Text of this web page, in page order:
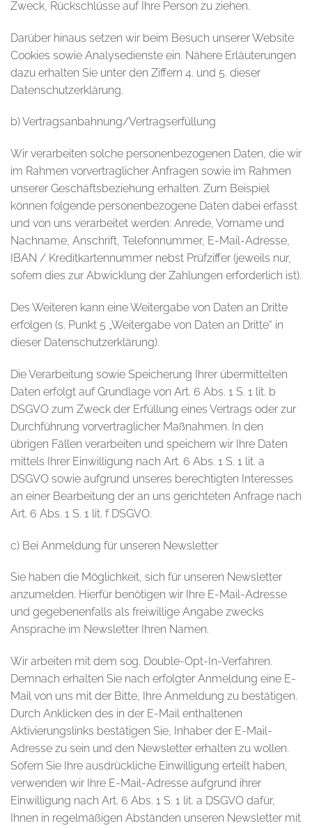
Zweck, Rückschlüsse auf Ihre Person zu ziehen.
Darüber hinaus setzen wir beim Besuch unserer Website
Cookies sowie Analysedienste ein. Nähere Erläuterungen
dazu erhalten Sie unter den Ziffern 4. und 5. dieser
Datenschutzerklärung.
b) Vertragsanbahnung/Vertragserfüllung
Wir verarbeiten solche personenbezogenen Daten, die wir
im Rahmen vorvertraglicher Anfragen sowie im Rahmen
unserer Geschäftsbeziehung erhalten. Zum Beispiel
können folgende personenbezogene Daten dabei erfasst
und von uns verarbeitet werden: Anrede, Vorname und
Nachname, Anschrift, Telefonnummer, E-Mail-Adresse,
IBAN / Kreditkartennummer nebst Prüfziffer (jeweils nur,
sofern dies zur Abwicklung der Zahlungen erforderlich ist).
Des Weiteren kann eine Weitergabe von Daten an Dritte
erfolgen (s. Punkt 5 „Weitergabe von Daten an Dritte“ in
dieser Datenschutzerklärung).
Die Verarbeitung sowie Speicherung Ihrer übermittelten
Daten erfolgt auf Grundlage von Art. 6 Abs. 1 S. 1 lit. b
DSGVO zum Zweck der Erfüllung eines Vertrags oder zur
Durchführung vorvertraglicher Maßnahmen. In den
übrigen Fällen verarbeiten und speichern wir Ihre Daten
mittels Ihrer Einwilligung nach Art. 6 Abs. 1 S. 1 lit. a
DSGVO sowie aufgrund unseres berechtigten Interesses
an einer Bearbeitung der an uns gerichteten Anfrage nach
Art. 6 Abs. 1 S. 1 lit. f DSGVO.
c) Bei Anmeldung für unseren Newsletter
Sie haben die Möglichkeit, sich für unseren Newsletter
anzumelden. Hierfür benötigen wir Ihre E-Mail-Adresse
und gegebenenfalls als freiwillige Angabe zwecks
Ansprache im Newsletter Ihren Namen.
Wir arbeiten mit dem sog. Double-Opt-In-Verfahren.
Demnach erhalten Sie nach erfolgter Anmeldung eine E-
Mail von uns mit der Bitte, Ihre Anmeldung zu bestätigen.
Durch Anklicken des in der E-Mail enthaltenen
Aktivierungslinks bestätigen Sie, Inhaber der E-Mail-
Adresse zu sein und den Newsletter erhalten zu wollen.
Sofern Sie Ihre ausdrückliche Einwilligung erteilt haben,
verwenden wir Ihre E-Mail-Adresse aufgrund ihrer
Einwilligung nach Art. 6 Abs. 1 S. 1 lit. a DSGVO dafür,
Ihnen in regelmäßigen Abständen unseren Newsletter mit